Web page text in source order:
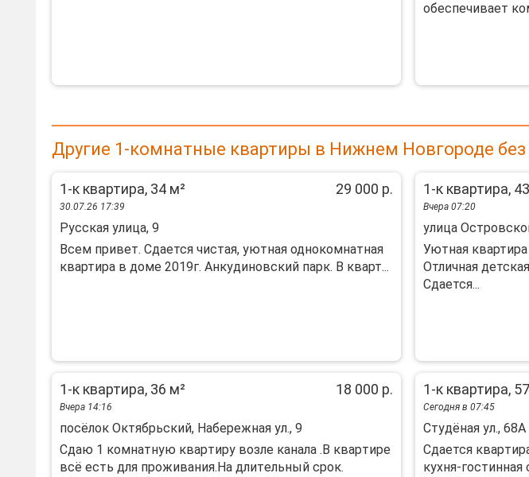
oбecпeчивaет
Другие 1-комнатные квартиры в Нижнем Новгороде
1-к квартира, 34 м² 29 000 р.
30.07.26 17:39
Русская улица, 9
Всем привет. Сдается чистая, уютная однокомнатная
квартира в доме 2019г. Анкудиновский парк. В кварт...
1-к квартира,
Вчера 07:20
улица
Уютная
Отличная
Сдается...
1-к квартира, 36 м² 18 000 р.
Вчера 14:16
посёлок Октябрьский, Набережная ул., 9
Сдaю 1 комнaтную квapтиpу возле канала .B кваpтире
всё есть для пpоживания.Ha длитeльный cpoк.
1-к квартира,
Сегодня в 07:45
Студёная ул., 68А
Cдаeтся
куxня-